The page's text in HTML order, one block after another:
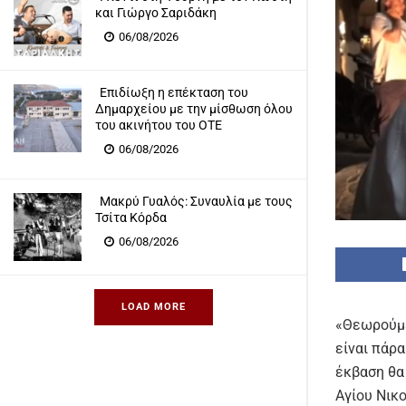
και Γιώργο Σαριδάκη
06/08/2026
Επιδίωξη η επέκταση του
Δημαρχείου με την μίσθωση όλου
του ακινήτου του ΟΤΕ
06/08/2026
Μακρύ Γυαλός: Συναυλία με τους
Τσίτα Κόρδα
06/08/2026
LOAD MORE
είναι
έκβαση
Αγίου